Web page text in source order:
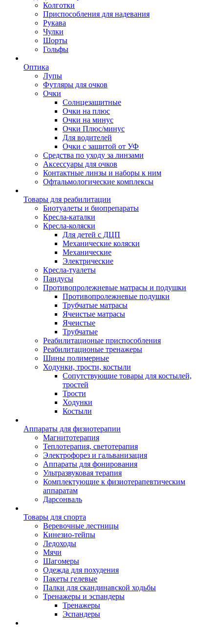
Колготки
Приспособления для надевания
Рукава
Чулки
Шорты
Гольфы
Оптика
Лупы
Футляры для очков
Очки
Солнцезащитные
Очки на плюс
Очки на минус
Очки Плюс/минус
Для водителей
Очки с защитой от УФ
Средства по уходу за линзами
Аксессуары для очков
Контактные линзы и наборы к ним
Офтальмологические комплексы
Товары для реабилитации
Биотуалеты и биопрепараты
Кресла-каталки
Кресла-коляски
Для детей с ДЦП
Механические коляски
Механические
Электрические
Кресла-туалеты
Пандусы
Противопролежневые матрасы и подушки
Противопролежневые подушки
Трубчатые матрасы
Ячеистые матрасы
Ячеистые
Трубчатые
Реабилитационые приспособления
Реабилитационые тренажеры
Шины полимерные
Ходунки, трости, костыли
Сопутствующие товары для костылей,
тростей
Трости
Ходунки
Костыли
Аппараты для физиотерапии
Магнитотерапия
Теплотерапия, светотерапия
Электрофорез и гальванизация
Аппараты для фонирования
Ультразвуковая терапия
Комплектующие к физиотерапевтическим
аппаратам
Дарсонваль
Товары для спорта
Веревочные лестницы
Кинезио-тейпы
Ледоходы
Мячи
Шагомеры
Одежда для похудения
Пакеты гелевые
Палки для скандинавской ходьбы
Тренажеры и эспандеры
Тренажеры
Эспандеры